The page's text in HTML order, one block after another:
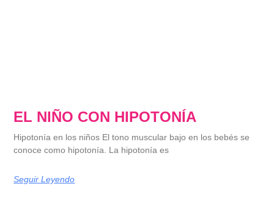
EL NIÑO CON HIPOTONÍA
Hipotonía en los niños El tono muscular bajo en los bebés se
conoce como hipotonía. La hipotonía es
Seguir Leyendo